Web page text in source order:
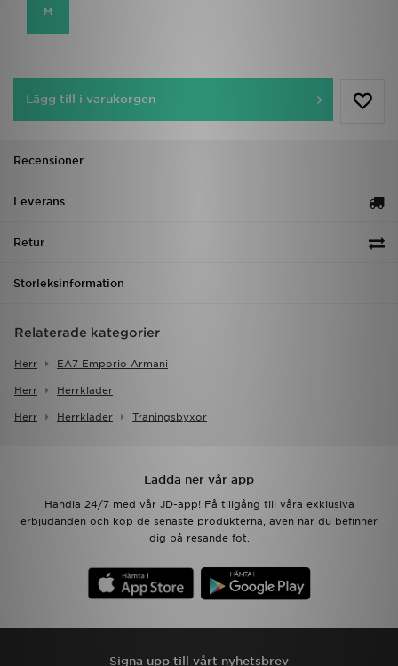
M
Lägg till i varukorgen
Recensioner
Leverans
Retur
Storleksinformation
Relaterade kategorier
Herr EA7 Emporio Armani
Herr Herrklader
Herr Herrklader Traningsbyxor
Ladda ner vår app
Handla 24/7 med vår JD-app! Få tillgång till våra exklusiva
erbjudanden och köp de senaste produkterna, även när du befinner
dig på resande fot.
Signa upp till vårt nyhetsbrev